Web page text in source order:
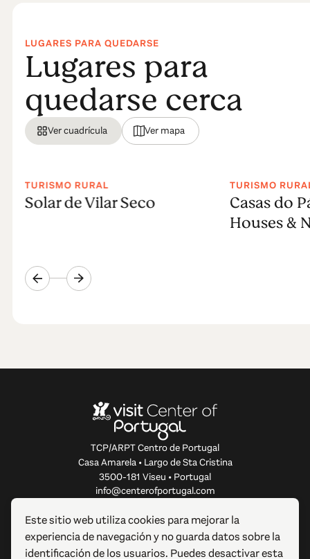
LUGARES PARA QUEDARSE
Lugares para
quedarse cerca
Ver cuadrícula Ver mapa
TURISMO RURAL
Solar de Vilar Seco
TURISMO
Casas do
Houses &
TCP/ARPT Centro de Portugal
Casa Amarela • Largo de Sta Cristina
3500-181 Viseu • Portugal
info@centerofportugal.com
SOBRE ESTE SITIO WEB
Este sitio web utiliza cookies para mejorar la
experiencia de navegación y no guarda datos sobre la
identificación de los usuarios. Puedes desactivar esta